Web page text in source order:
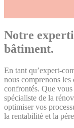
Notre
bâtiment.
En tant qu’expert-
nous comprenons les
confrontés. Que
spécialiste de la
optimiser vos
la rentabilité et la